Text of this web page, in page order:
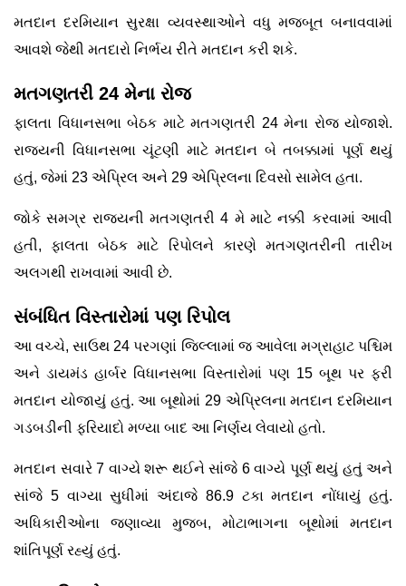
મતદાન દરમિયાન સુરક્ષા વ્યવસ્થાઓને વધુ મજબૂત બનાવવામાં
આવશે જેથી મતદારો નિર્ભય રીતે મતદાન કરી શકે.
મતગણતરી 24 મેના રોજ
ફાલતા વિધાનસભા બેઠક માટે મતગણતરી 24 મેના રોજ યોજાશે.
રાજ્યની વિધાનસભા ચૂંટણી માટે મતદાન બે તબક્કામાં પૂર્ણ થયું
હતું, જેમાં 23 એપ્રિલ અને 29 એપ્રિલના દિવસો સામેલ હતા.
જોકે સમગ્ર રાજ્યની મતગણતરી 4 મે માટે નક્કી કરવામાં આવી
હતી, ફાલતા બેઠક માટે રિપોલને કારણે મતગણતરીની તારીખ
અલગથી રાખવામાં આવી છે.
સંબંધિત વિસ્તારોમાં પણ રિપોલ
આ વચ્ચે, સાઉથ 24 પરગણાં જિલ્લામાં જ આવેલા મગ્રાહાટ પશ્ચિમ
અને ડાયમંડ હાર્બર વિધાનસભા વિસ્તારોમાં પણ 15 બૂથ પર ફરી
મતદાન યોજાયું હતું. આ બૂથોમાં 29 એપ્રિલના મતદાન દરમિયાન
ગડબડીની ફરિયાદો મળ્યા બાદ આ નિર્ણય લેવાયો હતો.
મતદાન સવારે 7 વાગ્યે શરૂ થઈને સાંજે 6 વાગ્યે પૂર્ણ થયું હતું અને
સાંજે 5 વાગ્યા સુધીમાં અંદાજે 86.9 ટકા મતદાન નોંધાયું હતું.
અધિકારીઓના જણાવ્યા મુજબ, મોટાભાગના બૂથોમાં મતદાન
શાંતિપૂર્ણ રહ્યું હતું.